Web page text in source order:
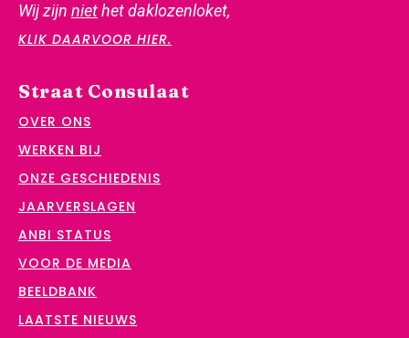
Wij zijn niethet daklozenloket,
KLIK DAARVOOR HIER.
Straat Consulaat
OVER ONS
WERKEN BIJ
ONZE GESCHIEDENIS
JAARVERSLAGEN
ANBI STATUS
VOOR DE MEDIA
BEELDBANK
LAATSTE NIEUWS